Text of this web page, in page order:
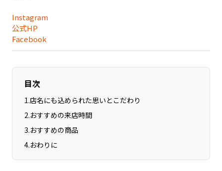
Instagram
公式HP
Facebook
目次
1.店名にも込められた思いとこだわり
2.おすすめの来店時間
3.おすすめの商品
4.おわりに